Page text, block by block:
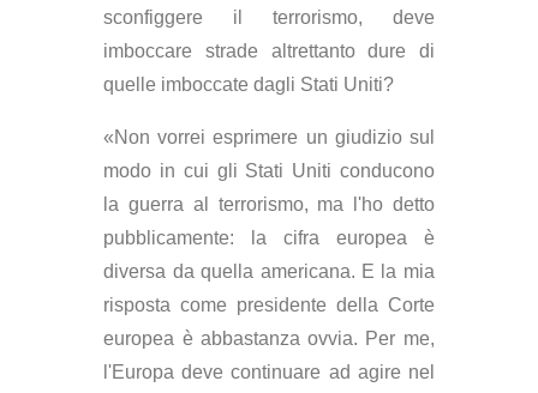
sconfiggere il terrorismo, deve
imboccare strade altrettanto dure di
quelle imboccate dagli Stati Uniti?
«Non vorrei esprimere un giudizio sul
modo in cui gli Stati Uniti conducono
la guerra al terrorismo, ma l'ho detto
pubblicamente: la cifra europea è
diversa da quella americana. E la mia
risposta come presidente della Corte
europea è abbastanza ovvia. Per me,
l'Europa deve continuare ad agire nel